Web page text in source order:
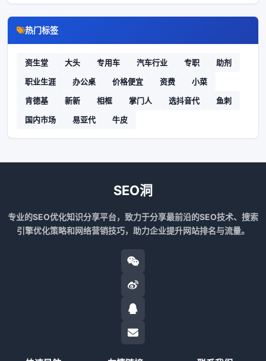
热门标签
资生堂 大头 专用车 汽车行业 专职
助剂
职业生涯
办公桌 价格便宜 资费
小菜
肯德基
新新 相框 掌门人 选抖音代
鱼刺
国内市场
易亚代 牛皮
SEO洞
专业的SEO优化知识分享平台，致力于分享最前沿的SEO技术、搜索
引擎优化策略和网络营销技巧，助力企业提升网站排名与流量。